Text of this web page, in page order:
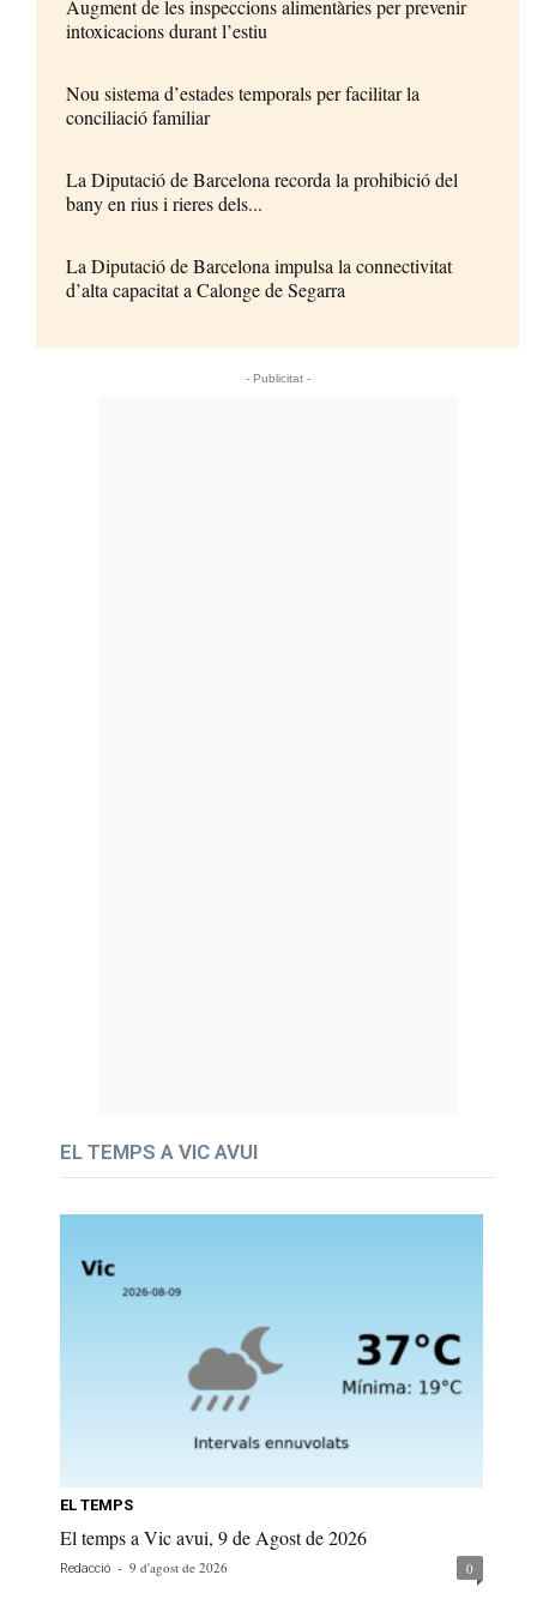
Augment de les inspeccions alimentàries per prevenir
intoxicacions durant l’estiu
Nou sistema d’estades temporals per facilitar la
conciliació familiar
La Diputació de Barcelona recorda la prohibició del
bany en rius i rieres dels...
La Diputació de Barcelona impulsa la connectivitat
d’alta capacitat a Calonge de Segarra
- Publicitat -
EL TEMPS A VIC AVUI
EL TEMPS
El temps a Vic avui, 9 de Agost de 2026
Redacció - 9 d'agost de 2026 0